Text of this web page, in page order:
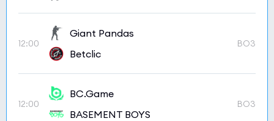
12:00
Giant Pandas
Betclic
BO3
12:00
BC.Game
BASEMENT BOYS
BO3